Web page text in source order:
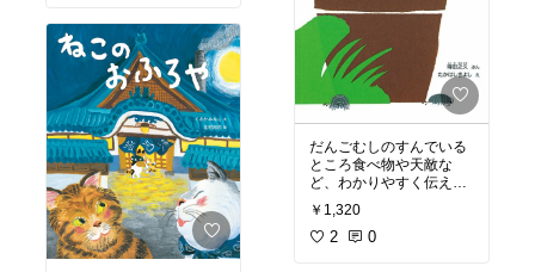
#こども園
だんごむしのすんでいる
ところ食べ物や天敵な
ど、わかりやすく伝えて
います。
だんごむしの語り口調で
進むので、小さい子ども
￥1,320
2 0